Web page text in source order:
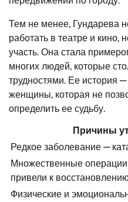
Тем не менее, Гундарева
работать в театре и
участь. Она стала
многих людей, которые
трудностями. Ее история
женщины, которая не
определить ее судьбу.
Причины
Редкое заболевание —
Множественные
привели к
Физические и